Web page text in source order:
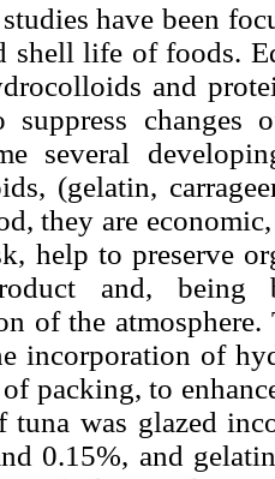
have been
shell life of foods.
and
suppress
several
(gelatin,
they are
help to preserve
and, being
of the
incorporation of
packing, to
tuna was glazed
0.15%, and